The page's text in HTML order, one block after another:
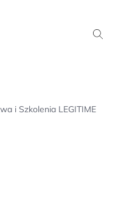
i Szkolenia LEGITIME